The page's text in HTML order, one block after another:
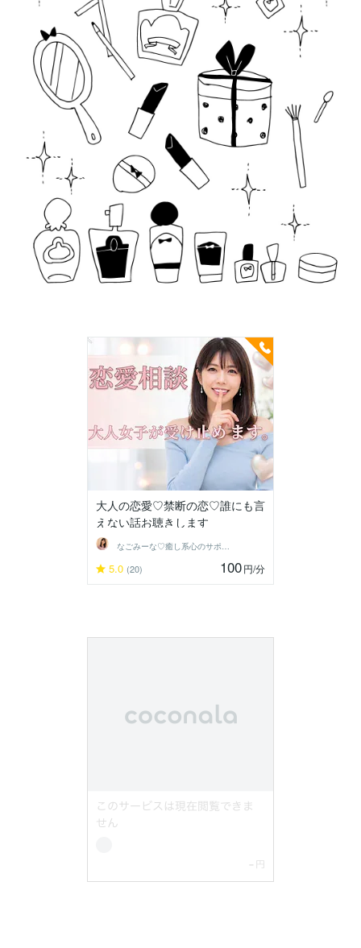
大人の恋愛♡禁断の恋♡誰にも言
えない話お聴きします
なごみーな♡癒し系心のサポーター
5.0 (20) 100円/分